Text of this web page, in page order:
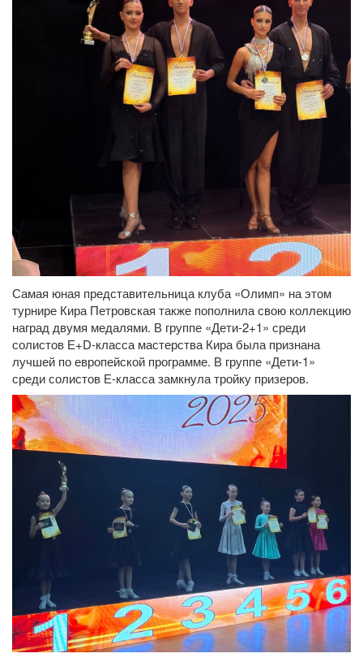
Самая юная представительница клуба «Олимп» на этом
турнире Кира Петровская также пополнила свою коллекцию
наград двумя медалями. В группе «Дети-2+1» среди
солистов Е+D-класса мастерства Кира была признана
лучшей по европейской программе. В группе «Дети-1»
среди солистов Е-класса замкнула тройку призеров.